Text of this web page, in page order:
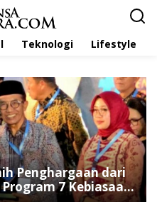
Teknologi Lifestyle
Penghargaan dari
7 Kebiasaan